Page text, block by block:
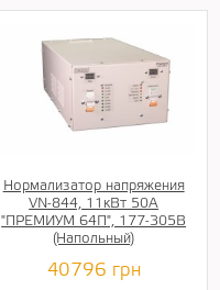
Нормализатор напряжения
VN-844, 11кВт 50А
"ПРЕМИУМ 64П", 177-305В
(Напольный)
40796 грн